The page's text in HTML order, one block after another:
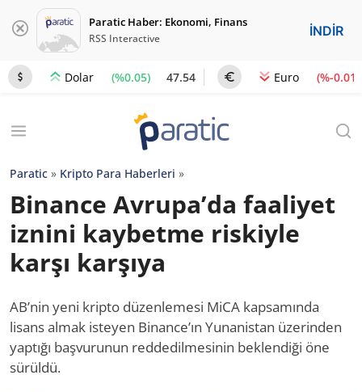
Paratic Haber: Ekonomi, Finans
RSS Interactive İNDİR
Dolar (%0.05) 47.54 Euro (%-0.01)
Paratic » Kripto Para Haberleri »
Binance Avrupa’da faaliyet
iznini kaybetme riskiyle
karşı karşıya
AB’nin yeni kripto düzenlemesi MiCA kapsamında
lisans almak isteyen Binance’ın Yunanistan üzerinden
yaptığı başvurunun reddedilmesinin beklendiği öne
sürüldü.